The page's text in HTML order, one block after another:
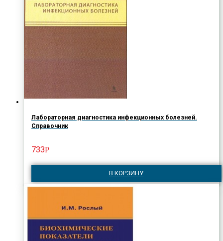
Лабораторная диагностика инфекционных болезней.
Справочник
733Р
В КОРЗИНУ